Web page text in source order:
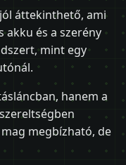
áttekinthető, ami
akku és a szerény
mint egy
hanem a
megbízható, de